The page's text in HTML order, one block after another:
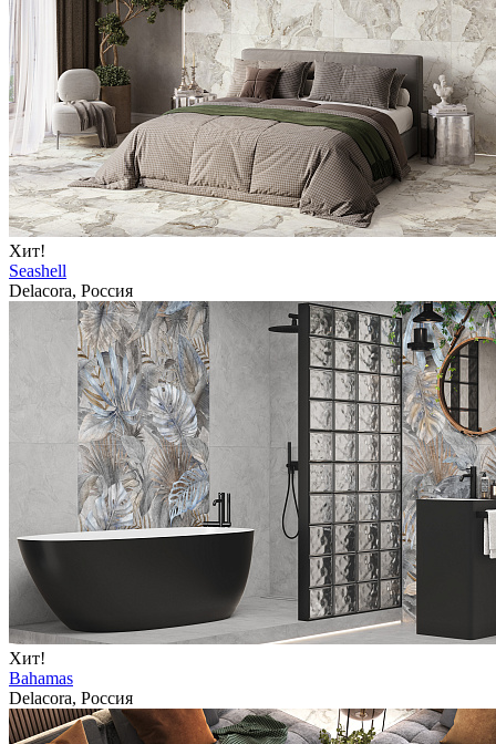
Хит!
Seashell
Delacora, Россия
Хит!
Bahamas
Delacora, Россия